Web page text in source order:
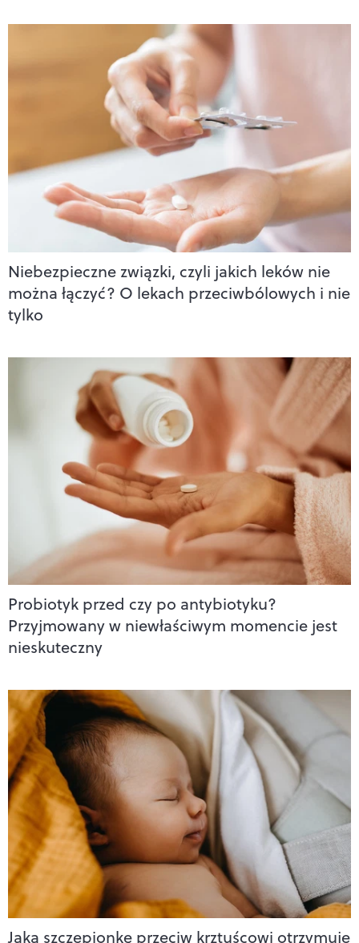
Niebezpieczne związki, czyli jakich leków nie
można łączyć? O lekach przeciwbólowych i nie
tylko
Probiotyk przed czy po antybiotyku?
Przyjmowany w niewłaściwym momencie jest
nieskuteczny
Jaką szczepionkę przeciw krztuścowi otrzymuje